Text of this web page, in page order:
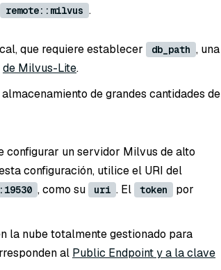
remote::milvus .
que requiere establecer db_path , una
de Milvus-Lite.
de grandes cantidades de
configurar un servidor Milvus de alto
configuración, utilice el URI del
, como su uri . El token
por
la nube totalmente gestionado para
al Public Endpoint y a la clave